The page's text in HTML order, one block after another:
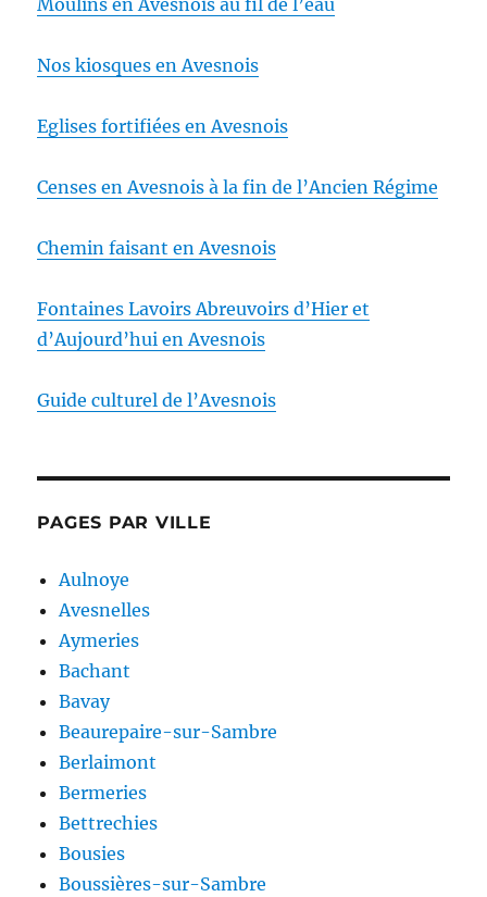
Moulins en Avesnois au fil de l’eau
Nos kiosques en Avesnois
Eglises fortifiées en Avesnois
Censes en Avesnois à la fin de l’Ancien Régime
Chemin faisant en Avesnois
Fontaines Lavoirs Abreuvoirs d’Hier et
d’Aujourd’hui en Avesnois
Guide culturel de l’Avesnois
PAGES PAR VILLE
Aulnoye
Avesnelles
Aymeries
Bachant
Bavay
Beaurepaire-sur-Sambre
Berlaimont
Bermeries
Bettrechies
Bousies
Boussières-sur-Sambre